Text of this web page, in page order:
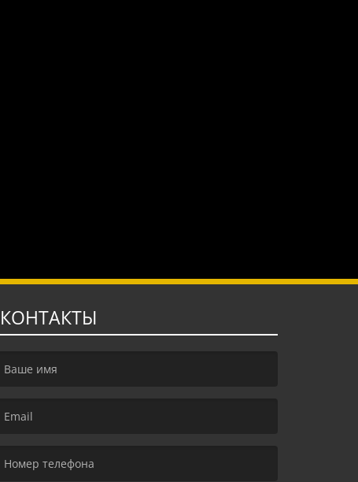
КОНТАКТЫ